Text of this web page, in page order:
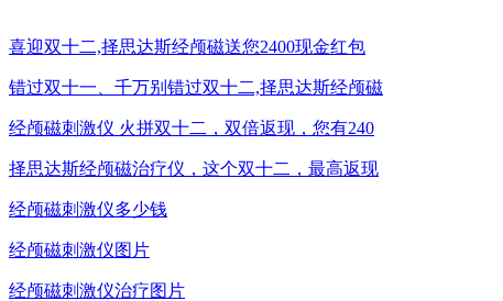
喜迎双十二,择思达斯经颅磁送您2400现金红包
错过双十一、千万别错过双十二,择思达斯经颅磁
经颅磁刺激仪 火拼双十二，双倍返现，您有240
择思达斯经颅磁治疗仪，这个双十二，最高返现
经颅磁刺激仪多少钱
经颅磁刺激仪图片
经颅磁刺激仪治疗图片